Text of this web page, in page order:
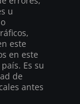
u
este
en este
Es su
de
antes